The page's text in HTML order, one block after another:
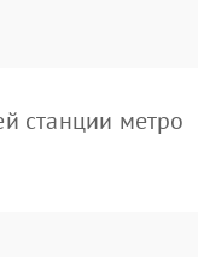
станции метро